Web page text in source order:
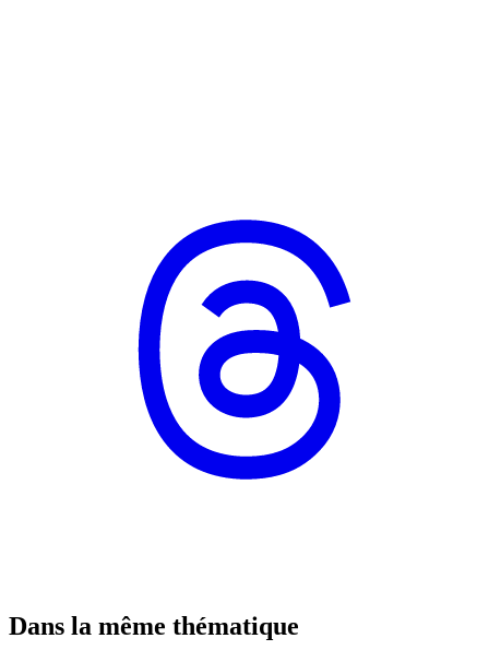
Dans la même thématique